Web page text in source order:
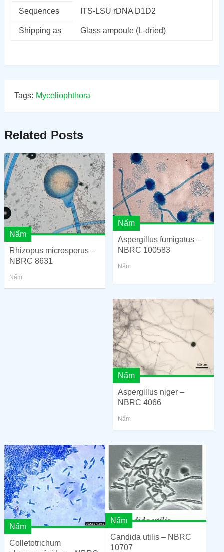
Sequences ITS-LSU rDNA D1D2
Shipping as Glass ampoule (L-dried)
Tags: Myceliophthora
Related Posts
Nấm
Rhizopus microsporus –
NBRC 8631
Nấm
Nấm
Aspergillus fumigatus –
NBRC 100583
Nấm
Nấm
Aspergillus niger –
NBRC 4066
Nấm
Nấm
Colletotrichum
Nấm
Candida utilis – NBRC
10707